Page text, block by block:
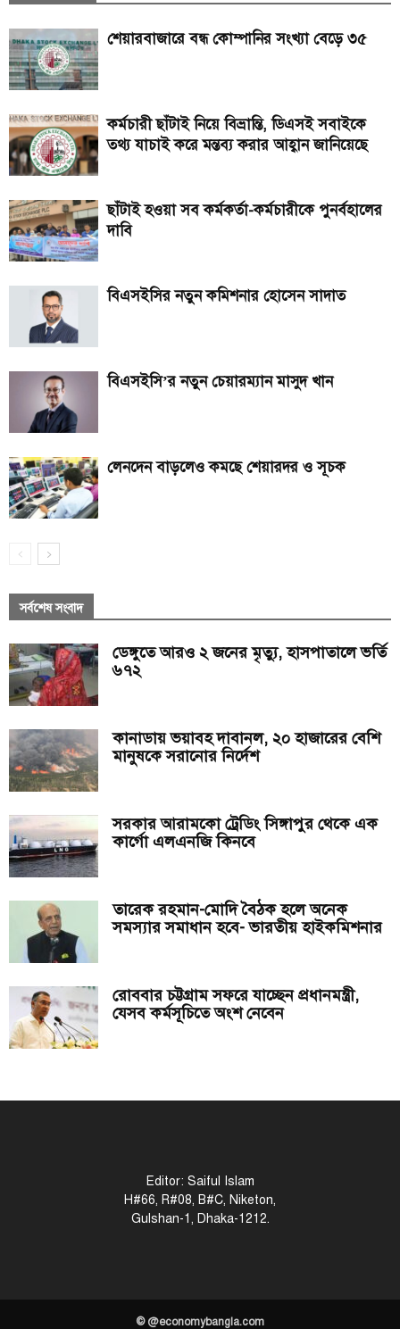
শেয়ারবাজারে বন্ধ কোম্পানির সংখ্যা বেড়ে ৩৫
কর্মচারী ছাঁটাই নিয়ে বিভ্রান্তি, ডিএসই সবাইকে
তথ্য যাচাই করে মন্তব্য করার আহ্বান জানিয়েছে
ছাঁটাই হওয়া সব কর্মকর্তা-কর্মচারীকে পুনর্বহালের
দাবি
বিএসইসির নতুন কমিশনার হোসেন সাদাত
বিএসইসি’র নতুন চেয়ারম্যান মাসুদ খান
লেনদেন বাড়লেও কমছে শেয়ারদর ও সূচক
সর্বশেষ সংবাদ
ডেঙ্গুতে আরও ২ জনের মৃত্যু, হাসপাতালে ভর্তি
৬৭২
কানাডায় ভয়াবহ দাবানল, ২০ হাজারের বেশি
মানুষকে সরানোর নির্দেশ
সরকার আরামকো ট্রেডিং সিঙ্গাপুর থেকে এক
কার্গো এলএনজি কিনবে
তারেক রহমান-মোদি বৈঠক হলে অনেক
সমস্যার সমাধান হবে- ভারতীয় হাইকমিশনার
রোববার চট্টগ্রাম সফরে যাচ্ছেন প্রধানমন্ত্রী,
যেসব কর্মসূচিতে অংশ নেবেন
Editor: Saiful Islam
H#66, R#08, B#C, Niketon,
Gulshan-1, Dhaka-1212.
© @economybangla.com